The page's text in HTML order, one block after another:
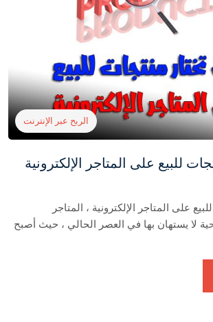
الربح عبر الإنترنت
للبيع على المتاجر الإلكترونية
على المتاجر الإلكترونية ، المتاجر
لا يستهان بها في العصر الحالي ، حيث أصبح